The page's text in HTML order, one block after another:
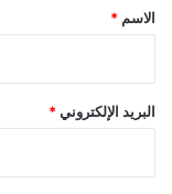
*
الاسم *
البريد الإلكتروني *